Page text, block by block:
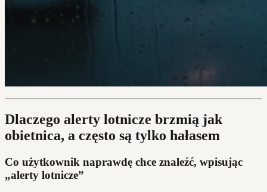
Dlaczego alerty lotnicze brzmią jak
obietnica, a często są tylko hałasem
Co użytkownik naprawdę chce znaleźć, wpisując
„alerty lotnicze”